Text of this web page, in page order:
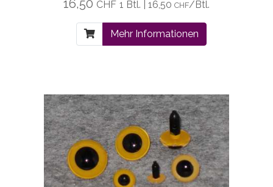
16,50 CHF 1 Btl. | 16,50 CHF/Btl.
Mehr Informationen